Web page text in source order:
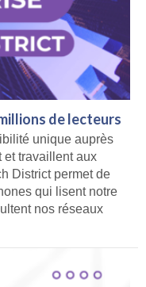
de lecteurs
unique auprès
et travaillent aux
District permet de
qui lisent notre
nos réseaux